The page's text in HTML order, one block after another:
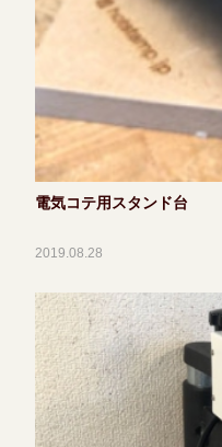
電気コテ用スタンド台
2019.08.28